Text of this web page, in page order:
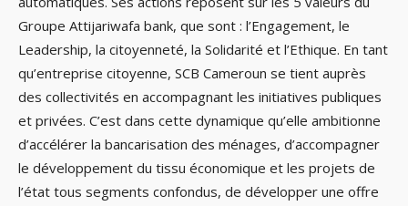
Groupe Attijariwafa bank, que sont : l’Engagement, le
Leadership, la citoyenneté, la Solidarité et l’Ethique. En tant
qu’entreprise citoyenne, SCB Cameroun se tient auprès
des collectivités en accompagnant les initiatives publiques
et privées. C’est dans cette dynamique qu’elle ambitionne
d’accélérer la bancarisation des ménages, d’accompagner
le développement du tissu économique et les projets de
l’état tous segments confondus, de développer une offre